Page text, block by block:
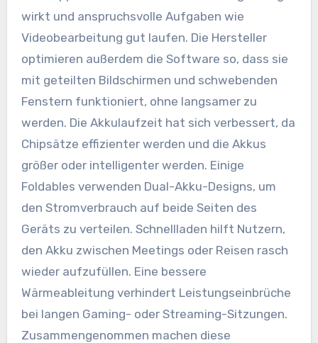
wirkt und anspruchsvolle Aufgaben wie
Videobearbeitung gut laufen. Die Hersteller
optimieren außerdem die Software so, dass sie
mit geteilten Bildschirmen und schwebenden
Fenstern funktioniert, ohne langsamer zu
werden. Die Akkulaufzeit hat sich verbessert, da
Chipsätze effizienter werden und die Akkus
größer oder intelligenter werden. Einige
Foldables verwenden Dual-Akku-Designs, um
den Stromverbrauch auf beide Seiten des
Geräts zu verteilen. Schnellladen hilft Nutzern,
den Akku zwischen Meetings oder Reisen rasch
wieder aufzufüllen. Eine bessere
Wärmeableitung verhindert Leistungseinbrüche
bei langen Gaming- oder Streaming-Sitzungen.
Zusammengenommen machen diese